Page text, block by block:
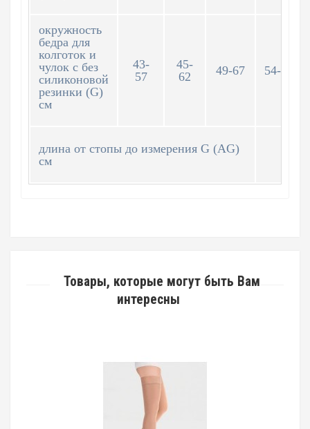
окружность
бедра для
колготок и
чулок с без
силиконовой
резинки (G)
см
43-
57
45-
62
49-67 54-74
длина от стопы до измерения G (AG)
см
Товары, которые могут быть Вам
интересны